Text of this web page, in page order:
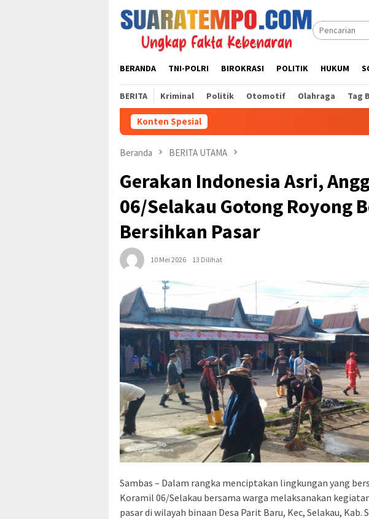
konten
BERANDA TNI-POLRI BIROKRASI POLITIK HUKUM
BERITA Kriminal Politik Otomotif Olahraga Tag
Konten Spesial Satgas
Beranda BERITA UTAMA
Gerakan Indonesia Asri,
06/Selakau Gotong Royong
Bersihkan Pasar
10 Mei 2026 13 Dilihat
Sambas – Dalam rangka menciptakan lingkungan yang
Koramil 06/Selakau bersama warga melaksanakan
pasar di wilayah binaan Desa Parit Baru, Kec, Selakau, Kab.